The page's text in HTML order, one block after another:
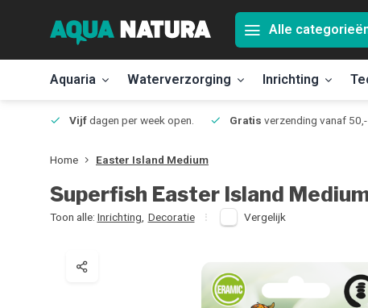
Alle
Aquaria Waterverzorging Inrichting
Vijfdagen per week open. Gratis verzending vanaf 50,-
Home Easter Island Medium
Superfish Easter Island
Toon alle: Inrichting Decoratie Vergelijk